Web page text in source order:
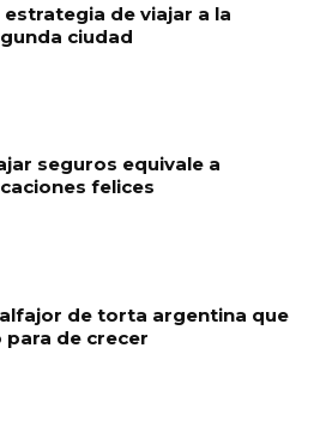
estrategia de viajar a la
ciudad
seguros equivale a
felices
alfajor de torta argentina que
para de crecer